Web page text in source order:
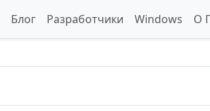
Блог Разработчики Windows О